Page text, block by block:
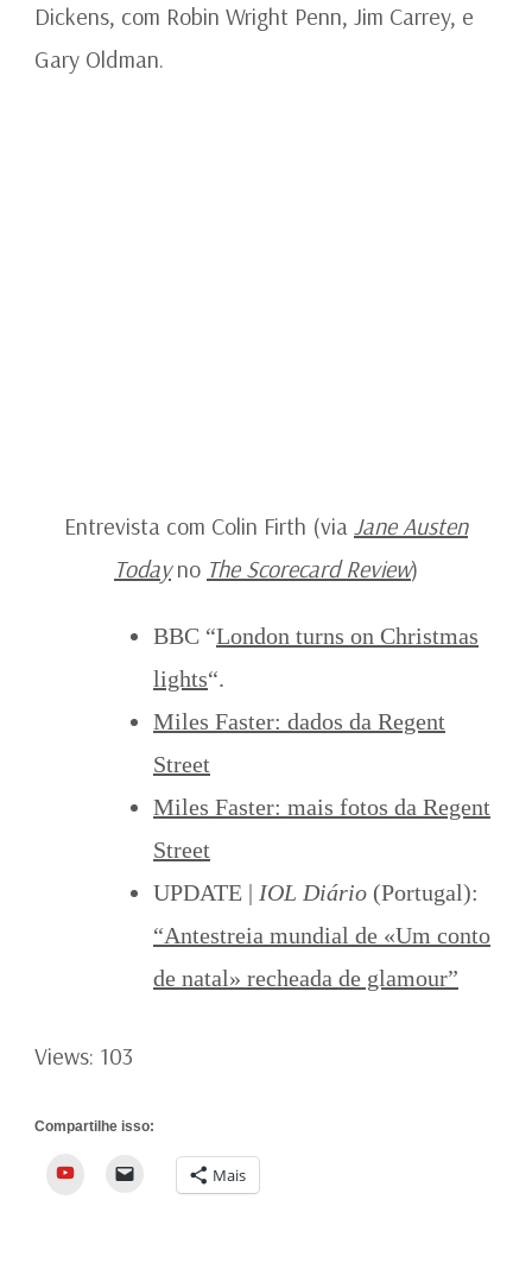
Dickens, com Robin Wright Penn, Jim Carrey, e
Gary Oldman.
Entrevista com Colin Firth (via Jane Austen
Todayno The Scorecard Review)
BBC “London turns on Christmas
lights“.
Miles Faster: dados da Regent
Street
Miles Faster: mais fotos da Regent
Street
UPDATE | IOL Diário (Portugal):
“Antestreia mundial de «Um conto
de natal» recheada de glamour”
Views: 103
Compartilhe isso:
YouTube Mais